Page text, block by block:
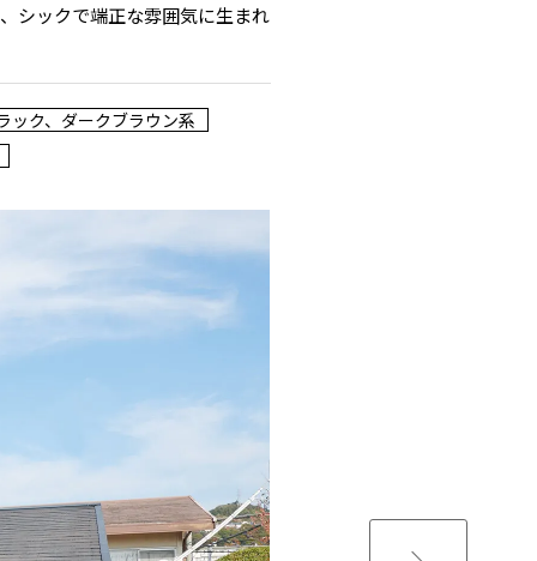
シックで端正な雰囲気に生まれ
ック、ダークブラウン系